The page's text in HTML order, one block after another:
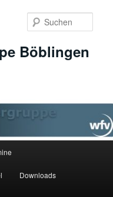
Böblingen
Downloads